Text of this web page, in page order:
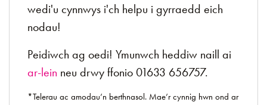
wedi'u cynnwys i'ch helpu i gyrraedd eich
nodau!
Peidiwch ag oedi! Ymunwch heddiw naill ai
ar-lein neu drwy ffonio 01633 656757.
*Telerau ac amodau’n berthnasol. Mae’r cynnig hwn ond ar